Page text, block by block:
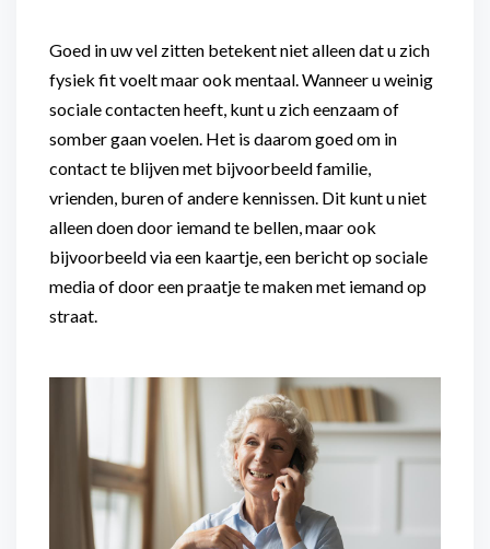
Goed in uw vel zitten betekent niet alleen dat u zich
fysiek fit voelt maar ook mentaal. Wanneer u weinig
sociale contacten heeft, kunt u zich eenzaam of
somber gaan voelen. Het is daarom goed om in
contact te blijven met bijvoorbeeld familie,
vrienden, buren of andere kennissen. Dit kunt u niet
alleen doen door iemand te bellen, maar ook
bijvoorbeeld via een kaartje, een bericht op sociale
media of door een praatje te maken met iemand op
straat.